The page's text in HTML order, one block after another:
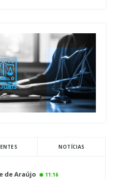
NOTÍCIAS
de Araújo 11:16